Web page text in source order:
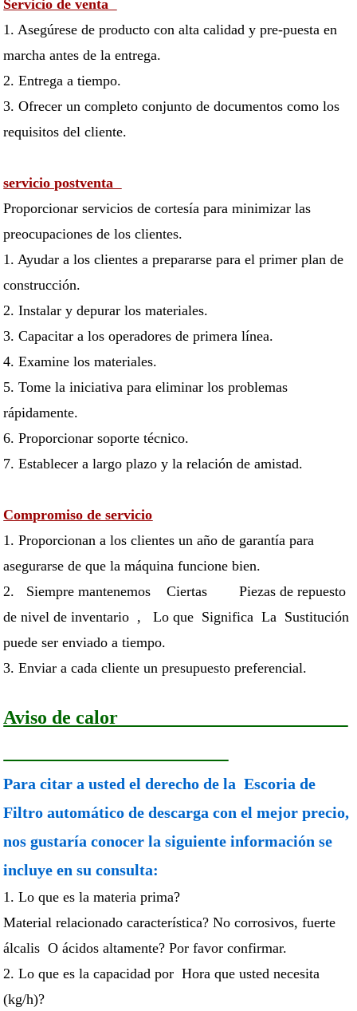
Servicio de venta
1. Asegúrese de producto con alta calidad y pre-puesta en
marcha antes de la entrega.
2. Entrega a tiempo.
3. Ofrecer un completo conjunto de documentos como los
requisitos del cliente.
servicio postventa
Proporcionar servicios de cortesía para minimizar las
preocupaciones de los clientes.
1. Ayudar a los clientes a prepararse para el primer plan de
construcción.
2. Instalar y depurar los materiales.
3. Capacitar a los operadores de primera línea.
4. Examine los materiales.
5. Tome la iniciativa para eliminar los problemas
rápidamente.
6. Proporcionar soporte técnico.
7. Establecer a largo plazo y la relación de amistad.
Compromiso de servicio
1. Proporcionan a los clientes un año de garantía para
asegurarse de que la máquina funcione bien.
2. Siempre mantenemos Ciertas Piezas de repuesto
de nivel de inventario , Lo que Significa La Sustitución
puede ser enviado a tiempo.
3. Enviar a cada cliente un presupuesto preferencial.
Aviso de calor
Para citar a usted el derecho de la Escoria de
Filtro automático de descarga con el mejor precio,
nos gustaría conocer la siguiente información se
incluye en su consulta:
1. Lo que es la materia prima?
Material relacionado característica? No corrosivos, fuerte
álcalis O ácidos altamente? Por favor confirmar.
2. Lo que es la capacidad por Hora que usted necesita
(kg/h)?